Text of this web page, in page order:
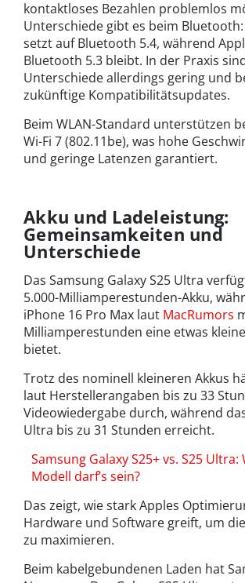
kontaktloses Bezahlen problemlos
Unterschiede gibt es beim
setzt auf Bluetooth 5.4, während
Bluetooth 5.3 bleibt. In der Praxis
Unterschiede allerdings gering und
zukünftige Kompatibilitätsupdates.
Beim WLAN-Standard unterstützen
Wi-Fi 7 (802.11be), was hohe
und geringe Latenzen garantiert.
Akku und Ladeleistung:
Gemeinsamkeiten und
Unterschiede
Das Samsung Galaxy S25 Ultra
5.000-Milliamperestunden-Akku,
iPhone 16 Pro Max laut MacRumors
Milliamperestunden eine etwas
bietet.
Trotz des nominell kleineren Akkus
laut Herstellerangaben bis zu 33
Videowiedergabe durch, während
Ultra bis zu 31 Stunden erreicht.
Samsung Galaxy S25+ vs. S25 Ultra:
Modell darf’s sein?
Das zeigt, wie stark Apples
Hardware und Software greift, um
zu maximieren.
Beim kabelgebundenen Laden hat